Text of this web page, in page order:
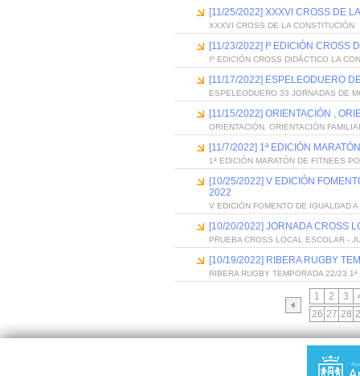
[11/25/2022] XXXVI CROSS DE
XXXVI CROSS DE LA CONSTITUCIÓN
[11/23/2022] Iº EDICIÓN CROSS
Iº EDICIÓN CROSS DIDÁCTICO LA
[11/17/2022] ESPELEODUERO
ESPELEODUERO 33 JORNADAS DE
[11/15/2022] ORIENTACIÓN ,
ORIENTACIÓN, ORIENTACIÓN
[11/7/2022] 1ª EDICIÓN
1ª EDICIÓN MARATÓN DE FITNEES
[10/25/2022] V EDICIÓN
2022
V EDICIÓN FOMENTO DE IGUALDAD
[10/20/2022] JORNADA CROSS
PRUEBA CROSS LOCAL ESCOLAR -
[10/19/2022] RIBERA RUGBY
RIBERA RUGBY TEMPORADA 22/23
1 2 3
26 27 28